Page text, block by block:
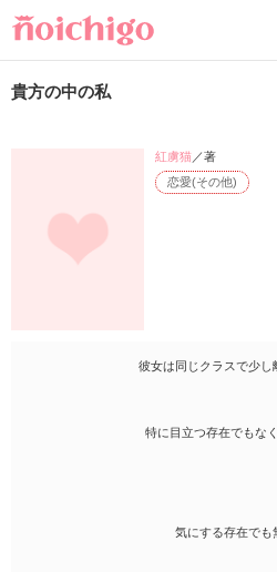
貴方の中の私
恋愛(その他)
紅虜猫／著
彼女は同じクラスで少し
特に目立つ存在でもな
気にする存在でも